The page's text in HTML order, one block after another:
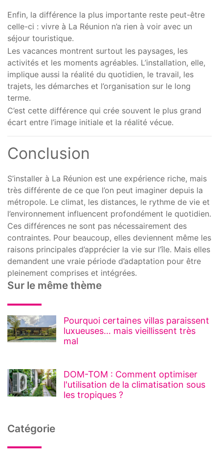
Enfin, la différence la plus importante reste peut-être
celle-ci : vivre à La Réunion n’a rien à voir avec un
séjour touristique.
Les vacances montrent surtout les paysages, les
activités et les moments agréables. L’installation, elle,
implique aussi la réalité du quotidien, le travail, les
trajets, les démarches et l’organisation sur le long
terme.
C’est cette différence qui crée souvent le plus grand
écart entre l’image initiale et la réalité vécue.
Conclusion
S’installer à La Réunion est une expérience riche, mais
très différente de ce que l’on peut imaginer depuis la
métropole. Le climat, les distances, le rythme de vie et
l’environnement influencent profondément le quotidien.
Ces différences ne sont pas nécessairement des
contraintes. Pour beaucoup, elles deviennent même les
raisons principales d’apprécier la vie sur l’île. Mais elles
demandent une vraie période d’adaptation pour être
pleinement comprises et intégrées.
Sur le même thème
Pourquoi certaines villas paraissent
luxueuses… mais vieillissent très
mal
DOM-TOM : Comment optimiser
l'utilisation de la climatisation sous
les tropiques ?
Catégorie